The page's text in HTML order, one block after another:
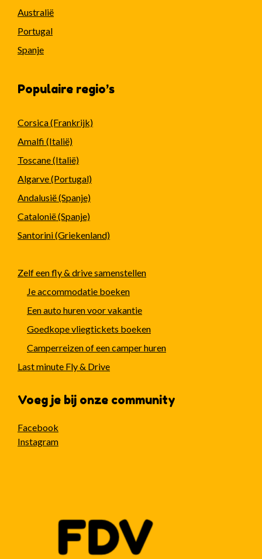
Australië
Portugal
Spanje
Populaire regio’s
Corsica (Frankrijk)
Amalfi (Italië)
Toscane (Italië)
Algarve (Portugal)
Andalusië (Spanje)
Catalonië (Spanje)
Santorini (Griekenland)
Zelf een fly & drive samenstellen
Je accommodatie boeken
Een auto huren voor vakantie
Goedkope vliegtickets boeken
Camperreizen of een camper huren
Last minute Fly & Drive
Voeg je bij onze community
Facebook
Instagram